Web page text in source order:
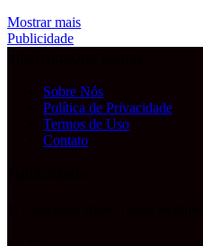
Mostrar mais
Publicidade
Sobre Nós
Política de Privacidade
Termos de Uso
Contato